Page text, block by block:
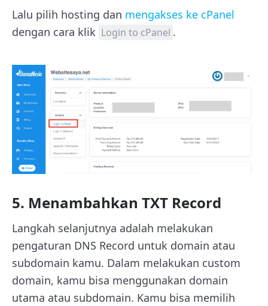
Lalu pilih hosting dan mengakses ke cPanel
dengan cara klik Login to cPanel .
5. Menambahkan TXT Record
Langkah selanjutnya adalah melakukan
pengaturan DNS Record untuk domain atau
subdomain kamu. Dalam melakukan custom
domain, kamu bisa menggunakan domain
utama atau subdomain. Kamu bisa memilih